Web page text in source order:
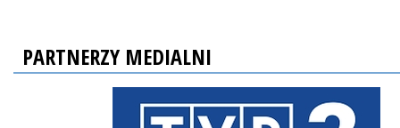
PARTNERZY MEDIALNI